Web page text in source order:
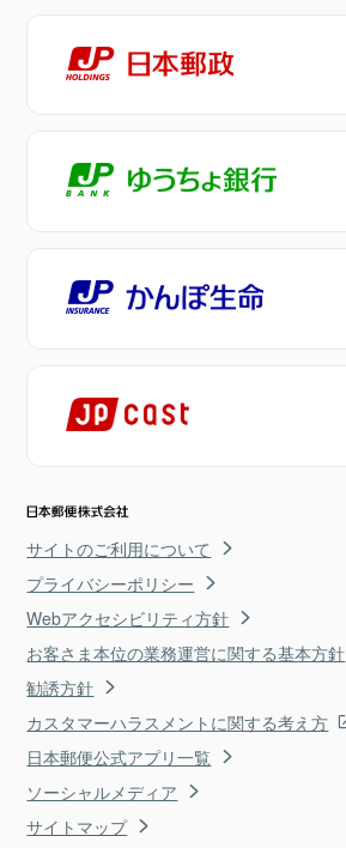
サイトのご利用について
プライバシーポリシー
Webアクセシビリティ方針
お客さま本位の業務運営に関する基本方針
勧誘方針
カスタマーハラスメントに関する考え方
日本郵便公式アプリ一覧
ソーシャルメディア
サイトマップ